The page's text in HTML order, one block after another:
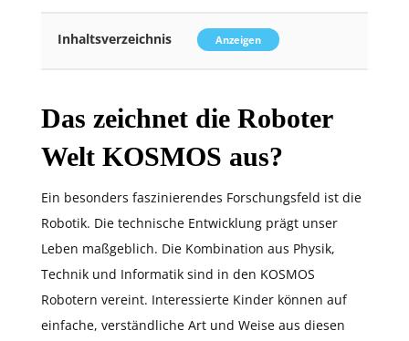
Inhaltsverzeichnis Anzeigen
Das zeichnet die Roboter
Welt KOSMOS aus?
Ein besonders faszinierendes Forschungsfeld ist die
Robotik. Die technische Entwicklung prägt unser
Leben maßgeblich. Die Kombination aus Physik,
Technik und Informatik sind in den KOSMOS
Robotern vereint. Interessierte Kinder können auf
einfache, verständliche Art und Weise aus diesen